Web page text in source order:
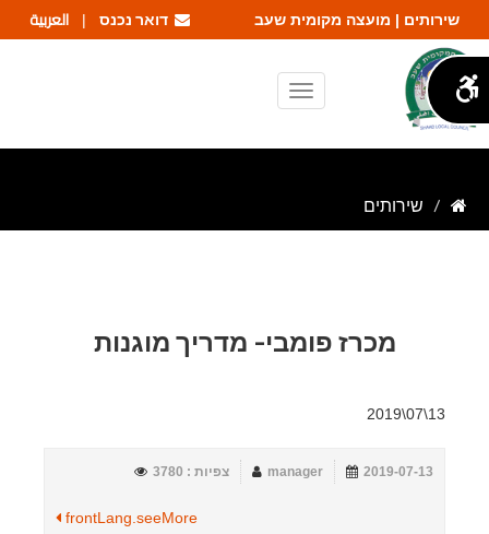
דואר נכנס | العربية שירותים | מועצה מקומית שעב
שירותים
מכרז פומבי- מדריך מוגנות
13\07\2019
2019-07-13
manager צפיות : 3780
frontLang.seeMore